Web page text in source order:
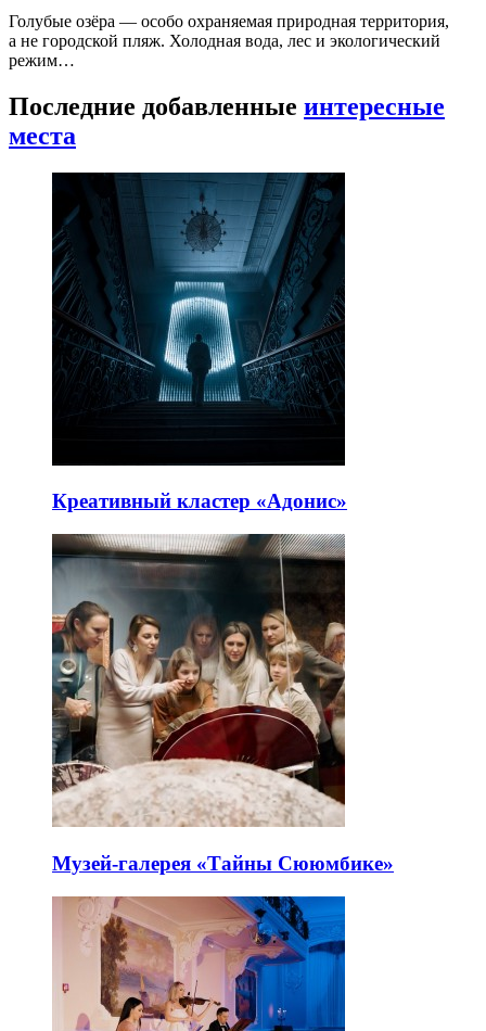
Голубые озёра — особо охраняемая природная территория,
а не городской пляж. Холодная вода, лес и экологический
режим…
Последние добавленные интересные
места
Креативный кластер «Адонис»
Музей-галерея «Тайны Сююмбике»